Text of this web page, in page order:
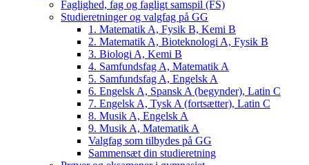
Faglighed, fag og fagligt samspil (FS)
Studieretninger og valgfag på GG
1. Matematik A, Fysik B, Kemi B
2. Matematik A, Bioteknologi A, Fysik B
3. Biologi A, Kemi B
4. Samfundsfag A, Matematik A
5. Samfundsfag A, Engelsk A
6. Engelsk A, Spansk A (begynder), Latin C
7. Engelsk A, Tysk A (fortsætter), Latin C
8. Musik A, Engelsk A
9. Musik A, Matematik A
Valgfag som tilbydes på GG
Sammensæt din studieretning